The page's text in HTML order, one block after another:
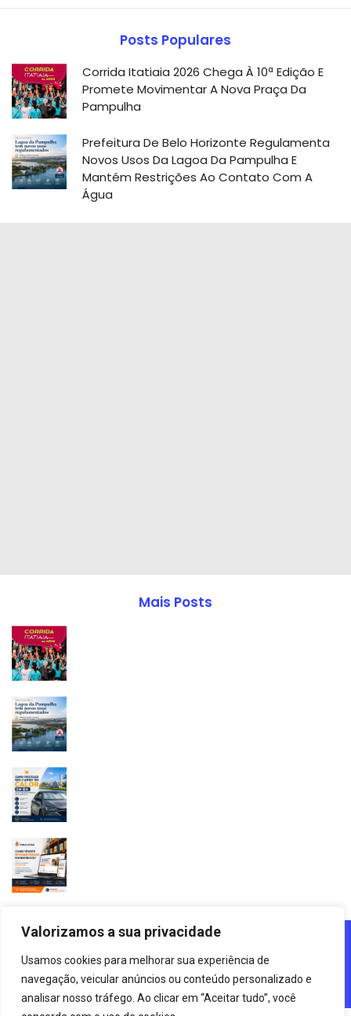
Valorizamos a sua privacidade
Usamos cookies para melhorar sua experiência de
navegação, veicular anúncios ou conteúdo personalizado e
analisar nosso tráfego. Ao clicar em “Aceitar tudo”, você
Posts Populares
Corrida Itatiaia 2026 Chega À 10ª Edição E
Promete Movimentar A Nova Praça Da
Pampulha
Prefeitura De Belo Horizonte Regulamenta
Novos Usos Da Lagoa Da Pampulha E
Mantém Restrições Ao Contato Com A
Água
Mais Posts
Lagoa Da Pampulha De Belo Horizonte - MG - 2025
Site Desenvolvido Por:
Agência Digital HGX Criação De
Sites BH
Criação De Landing Pages EMarketing Digital